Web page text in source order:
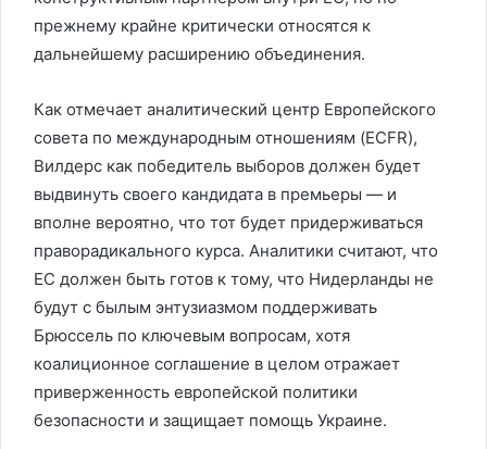
прежнему крайне критически относятся к
дальнейшему расширению объединения.
Как отмечает аналитический центр Европейского
совета по международным отношениям (ECFR),
Вилдерс как победитель выборов должен будет
выдвинуть своего кандидата в премьеры — и
вполне вероятно, что тот будет придерживаться
праворадикального курса. Аналитики считают, что
ЕС должен быть готов к тому, что Нидерланды не
будут с былым энтузиазмом поддерживать
Брюссель по ключевым вопросам, хотя
коалиционное соглашение в целом отражает
приверженность европейской политики
безопасности и защищает помощь Украине.